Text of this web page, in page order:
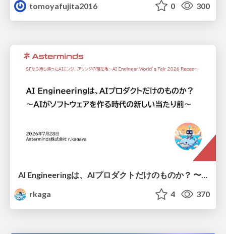
tomoyafujita2016
0 300
AI Engineeringは、AIプロダクトだけのものか？ 〜AIがソフトウェアを作る時代の新しい当たり前〜 / No AI in your product. AI Engineering in your development.
rkaga
4 370